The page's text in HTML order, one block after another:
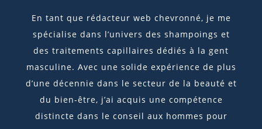
En tant que rédacteur web chevronné, je me
spécialise dans l’univers des shampoings et
des traitements capillaires dédiés à la gent
masculine. Avec une solide expérience de plus
d’une décennie dans le secteur de la beauté et
du bien-être, j’ai acquis une compétence
distincte dans le conseil aux hommes pour